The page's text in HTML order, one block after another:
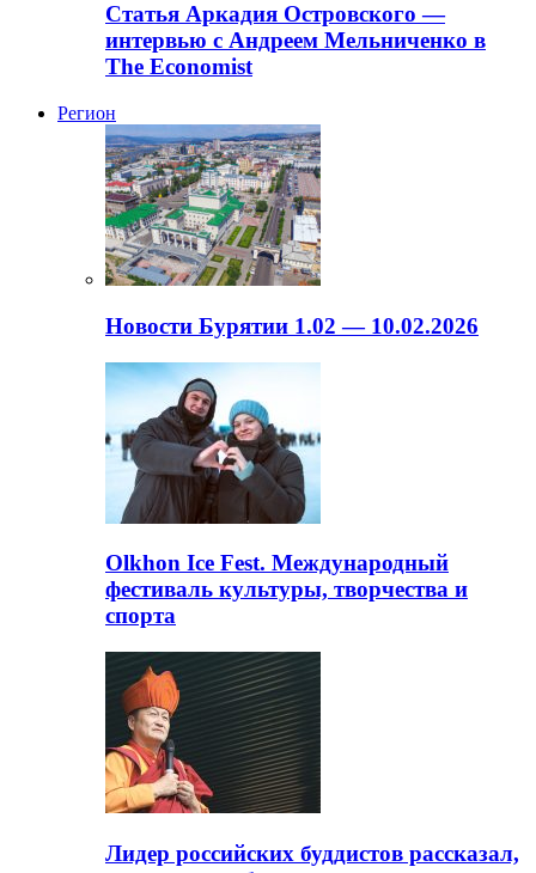
Статья Аркадия Островского —
интервью с Андреем Мельниченко в
The Economist
Регион
Новости Бурятии 1.02 — 10.02.2026
Olkhon Ice Fest. Международный
фестиваль культуры, творчества и
спорта
Лидер российских буддистов рассказал,